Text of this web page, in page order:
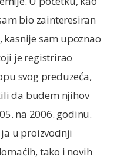
bio zainteresiran
kasnije sam upoznao
je registrirao
svog preduzeća,
da budem njihov
na 2006. godinu.
u proizvodnji
tako i novih